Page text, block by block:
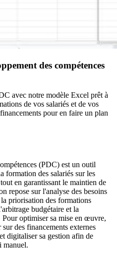
des compétences
avec notre modèle Excel prêt à
de vos salariés et de vos
pour en faire un plan
(PDC) est un outil
formation des salariés sur les
en garantissant le maintien de
repose sur l'analyse des besoins
priorisation des formations
budgétaire et la
optimiser sa mise en œuvre,
des financements externes
digitaliser sa gestion afin de
manuel.